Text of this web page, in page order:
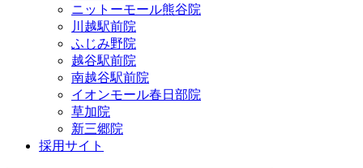
ニットーモール熊谷院
川越駅前院
ふじみ野院
越谷駅前院
南越谷駅前院
イオンモール春日部院
草加院
新三郷院
採用サイト